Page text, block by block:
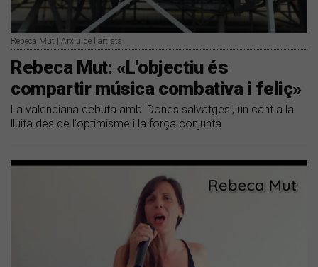
Rebeca Mut | Arxiu de l'artista
Rebeca Mut: «L'objectiu és
compartir música combativa i feliç»
La valenciana debuta amb 'Dones salvatges', un cant a la
lluita des de l'optimisme i la força conjunta